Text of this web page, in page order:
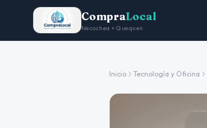
CompraLocal
Necochea + Quequen
Inicio Tecnología y Oficina